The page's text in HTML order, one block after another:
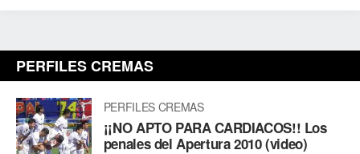
PERFILES CREMAS
PERFILES CREMAS
¡¡NO APTO PARA CARDIACOS!! Los
penales del Apertura 2010 (video)